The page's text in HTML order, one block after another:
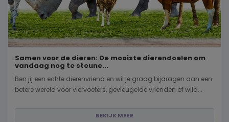
Samen voor de dieren: De mooiste dierendoelen om
vandaag nog te steune...
Ben jij een echte dierenvriend en wil je graag bijdragen aan een
betere wereld voor viervoeters, gevleugelde vrienden of wild...
BEKIJK MEER